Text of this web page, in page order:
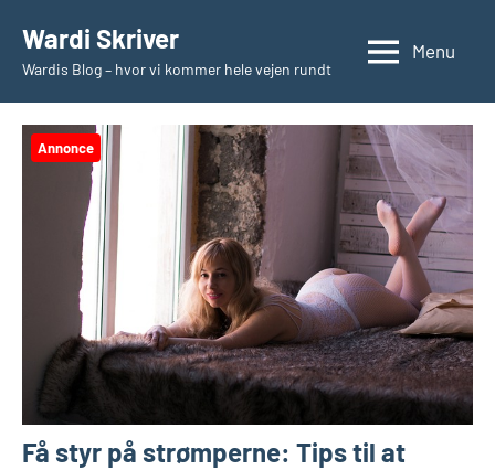
indhold
Wardi Skriver
Wardis Blog – hvor vi kommer hele vejen rundt
Menu
Annonce
Få styr på strømperne: Tips til at